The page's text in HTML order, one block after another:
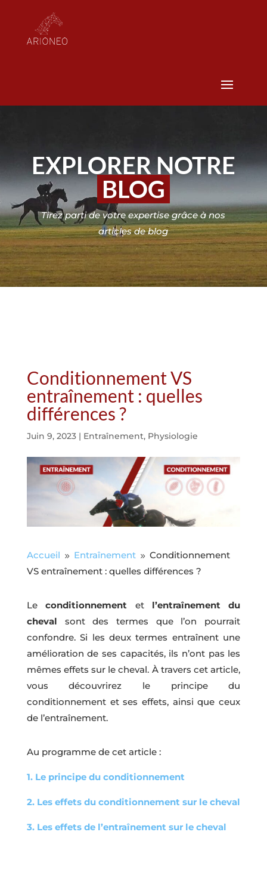
EXPLORER NOTRE
BLOG
Tirez parti de votre expertise grâce à nos
articles de blog
Conditionnement VS
entraînement : quelles
différences ?
Juin 9, 2023| Entraînement, Physiologie
Accueil 9 Entraînement 9 Conditionnement
VS entraînement : quelles différences ?
Leconditionnement et l’entraînement
du
cheval sont des termes que l’on pourrait
confondre. Si les deux termes entraînent une
amélioration de ses capacités, ils n’ont pas les
mêmes effets sur le cheval. À travers cet article,
vous découvrirez le principe du
conditionnement et ses effets, ainsi que ceux
de l’entraînement.
Au programme de cet article :
1. Le principe du conditionnement
2. Les effets du conditionnement sur le cheval
3. Les effets de l’entraînement sur le cheval